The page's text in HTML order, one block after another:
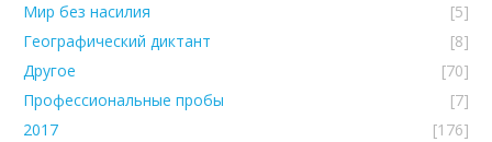
Мир без насилия
[5]
Географический диктант
[8]
Другое
[70]
Профессиональные пробы
[7]
2017
[176]